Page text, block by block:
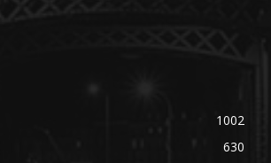
1002
630